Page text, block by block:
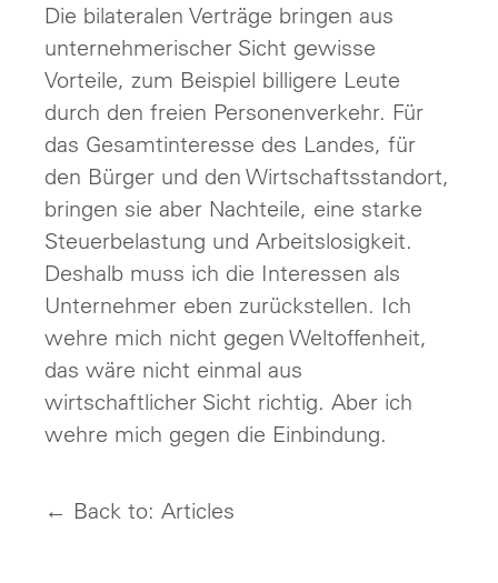
Die bilateralen Verträge bringen aus
unternehmerischer Sicht gewisse
Vorteile, zum Beispiel billigere Leute
durch den freien Personenverkehr. Für
das Gesamtinteresse des Landes, für
den Bürger und den Wirtschaftsstandort,
bringen sie aber Nachteile, eine starke
Steuerbelastung und Arbeitslosigkeit.
Deshalb muss ich die Interessen als
Unternehmer eben zurückstellen. Ich
wehre mich nicht gegen Weltoffenheit,
das wäre nicht einmal aus
wirtschaftlicher Sicht richtig. Aber ich
wehre mich gegen die Einbindung.
← Back to: Articles